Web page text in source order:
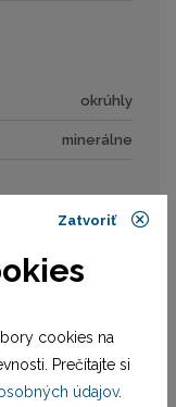
okrúhly
minerálne
Zatvoriť
cookies na
Prečítajte si
údajov.